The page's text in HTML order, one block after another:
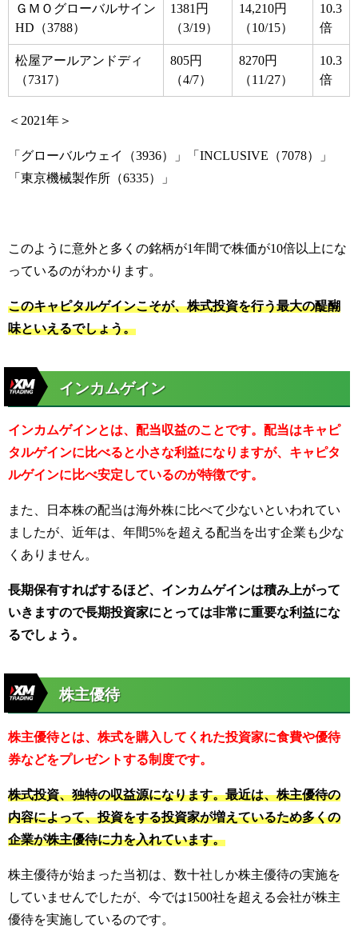
ＧＭＯグローバルサイン
HD（3788）
1381円
（3/19）
14,210円
（10/15）
10.3
倍
松屋アールアンドディ
（7317）
805円
（4/7）
8270円
（11/27）
10.3
倍
＜2021年＞
「グローバルウェイ（3936）」「INCLUSIVE（7078）」
「東京機械製作所（6335）」
このように意外と多くの銘柄が1年間で株価が10倍以上にな
っているのがわかります。
このキャピタルゲインこそが、株式投資を行う最大の醍醐
味といえるでしょう。
インカムゲイン
インカムゲインとは、配当収益のことです。配当はキャピ
タルゲインに比べると小さな利益になりますが、キャピタ
ルゲインに比べ安定しているのが特徴です。
また、日本株の配当は海外株に比べて少ないといわれてい
ましたが、近年は、年間5%を超える配当を出す企業も少な
くありません。
長期保有すればするほど、インカムゲインは積み上がって
いきますので長期投資家にとっては非常に重要な利益にな
るでしょう。
株主優待
株主優待とは、株式を購入してくれた投資家に食費や優待
券などをプレゼントする制度です。
株式投資、独特の収益源になります。最近は、株主優待の
内容によって、投資をする投資家が増えているため多くの
企業が株主優待に力を入れています。
株主優待が始まった当初は、数十社しか株主優待の実施を
していませんでしたが、今では1500社を超える会社が株主
優待を実施しているのです。